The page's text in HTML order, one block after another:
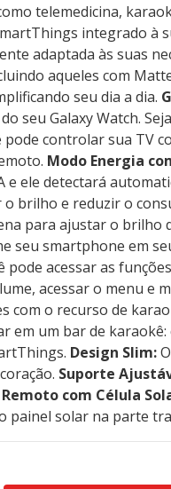
telemedicina,
integrado à
adaptada às suas
aqueles com
seu dia a dia.
seu Galaxy Watch.
controlar sua TV
Modo Energia
e ele detectará
brilho e reduzir o
para ajustar o brilho
seu smartphone em
acessar as
acessar o menu e
com o recurso de
em um bar de
Design Slim:
Suporte
com Célula
painel solar na parte